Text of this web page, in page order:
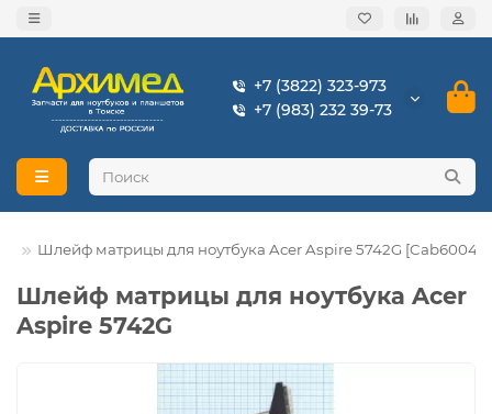
+7 (3822) 323-973
+7 (983) 232 39-73
Шлейф матрицы для ноутбука Acer Aspire 5742G [Cab6004-
Шлейф матрицы для ноутбука Acer
Aspire 5742G